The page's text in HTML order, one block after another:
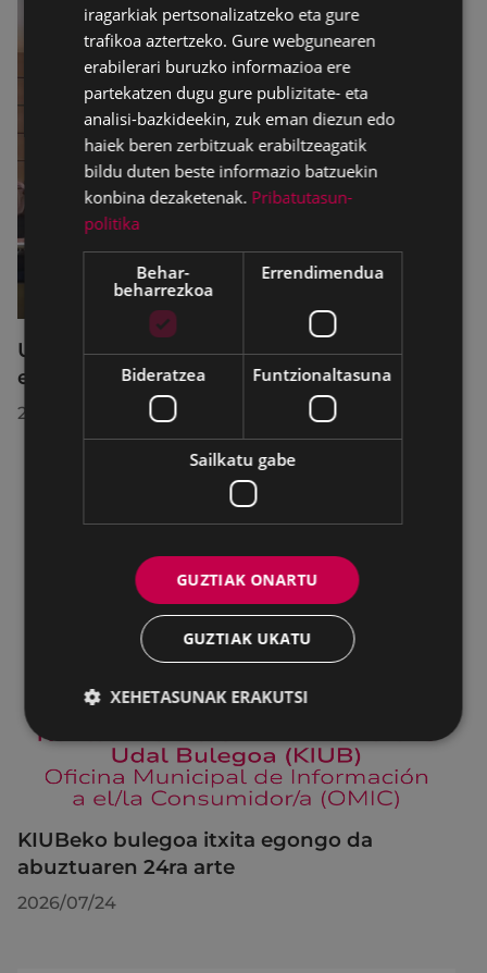
Udalbatzak 2026ko uztailaren 27an
egindako bilkuran hartutako erabakiak
2026/07/28
KIUBeko bulegoa itxita egongo da
abuztuaren 24ra arte
2026/07/24
iragarkiak pertsonalizatzeko eta gure
trafikoa aztertzeko. Gure webgunearen
erabilerari buruzko informazioa ere
partekatzen dugu gure publizitate- eta
analisi-bazkideekin, zuk eman diezun edo
haiek beren zerbitzuak erabiltzeagatik
bildu duten beste informazio batzuekin
konbina dezaketenak. Pribatutasun-
politika
Behar-
beharrezkoa
Errendimendua
Bideratzea Funtzionaltasuna
Sailkatu gabe
GUZTIAK ONARTU
GUZTIAK UKATU
XEHETASUNAK ERAKUTSI